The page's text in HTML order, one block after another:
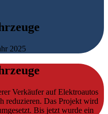
2025
Verkäufer auf Elektroautos
reduzieren. Das Projekt wird
Bis jetzt wurde ein